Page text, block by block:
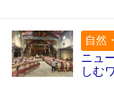
自然
ニュ
しむ